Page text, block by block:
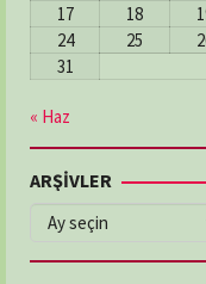
17
18
24
25
31
« Haz
ARŞİVLER
ARŞİVLER